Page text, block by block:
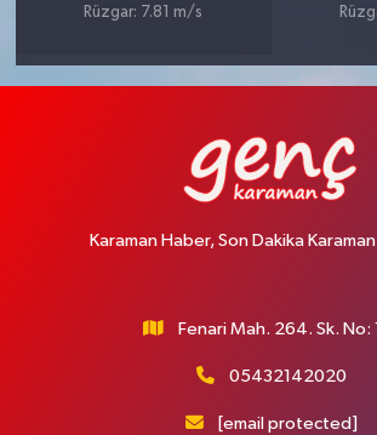
Rüzgar: 7.81 m/s
Karaman Haber, Son Dakika
Fenari Mah. 264. Sk. No:
05432142020
[email protected]